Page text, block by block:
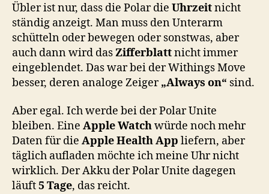
Übler ist nur, dass die Polar die Uhrzeitnicht
ständig anzeigt. Man muss den Unterarm
schütteln oder bewegen oder sonstwas, aber
auch dann wird dasZifferblattnicht immer
eingeblendet. Das war bei der Withings Move
besser, deren analoge Zeiger„Always on“ sind.
Aber egal. Ich werde bei der Polar Unite
bleiben. Eine Apple Watchwürde noch mehr
Daten für die Apple Health App liefern, aber
täglich aufladen möchte ich meine Uhr nicht
wirklich. Der Akku der Polar Unite dagegen
läuft5 Tage, das reicht.